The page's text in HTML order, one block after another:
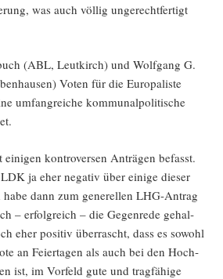
was auch völ­lig unge­recht­fer­tigt
(ABL, Leut­kirch) und Wolf­gang G.
Voten für die Euro­pa­lis­te
umfang­rei­che kom­mu­nal­po­li­ti­sche
kon­tro­ver­sen Anträ­gen befasst.
ja eher nega­tiv über eini­ge die­ser
dann zum gene­rel­len LHG-Antrag
– erfolg­reich – die Gegen­re­de gehal­
eher posi­tiv über­rascht, dass es sowohl
an Fei­er­ta­gen als auch bei den Hoch­
ist, im Vor­feld gute und trag­fä­hi­ge